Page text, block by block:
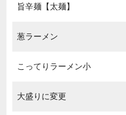
旨辛麺【太麺】
葱ラーメン
こってりラーメン小
大盛りに変更